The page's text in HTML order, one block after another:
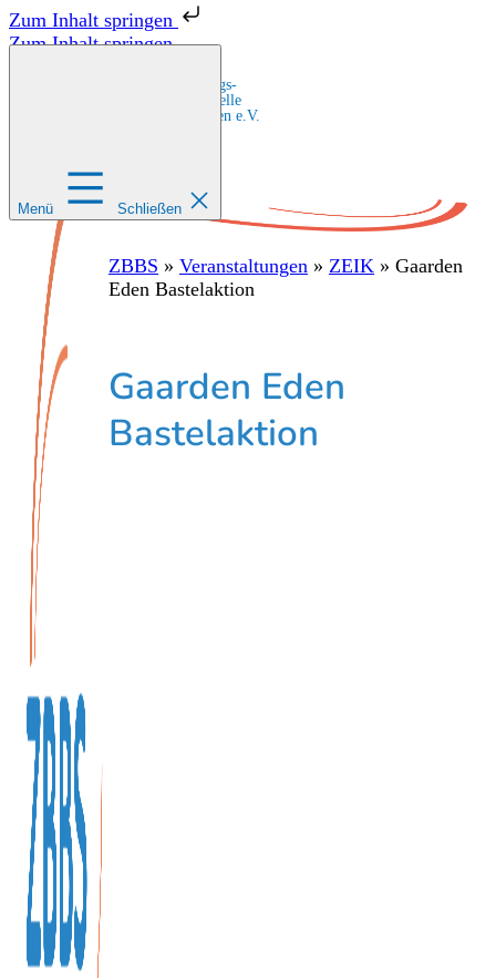
Zum Inhalt springen
Zum Inhalt springen
Zentrale Bildungs-
und Beratungsstelle
für Migrant:innen e.V.
Menü Schließen
ZBBS » Veranstaltungen » ZEIK » Gaarden
Eden Bastelaktion
Gaarden Eden
Bastelaktion